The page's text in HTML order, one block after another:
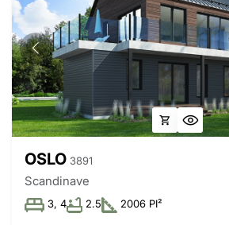
OSLO 3891
Scandinave
3, 4 2.5 2006 PI²